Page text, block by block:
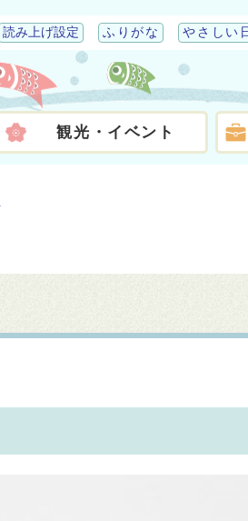
読み上げ設定 ふりがな やさしい
観光・イベント